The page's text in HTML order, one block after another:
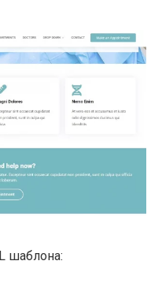
шаблона: